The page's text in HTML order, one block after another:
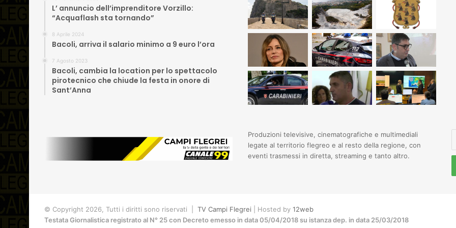
L’ annuncio dell’imprenditore Vorzillo:
“Acquaflash sta tornando”
8 Aprile 2024
Bacoli, arriva il salario minimo a 9 euro l’ora
7 Agosto 2023
Bacoli, cambia la location per lo spettacolo
pirotecnico che chiude la festa in onore di
Sant’Anna
Produzioni televisive, cinematografiche e multimediali
legate al territorio flegreo e al resto della regione, con
eventi trasmessi in diretta, streaming e tanto altro.
© Copyright 2026, Tutti i diritti sono riservati | TV Campi Flegrei | Hosted by 12web
Testata Giornalistica registrato al N° 25 con Decreto emesso in data 05/04/2018 su istanza dep. in data 25/03/2018